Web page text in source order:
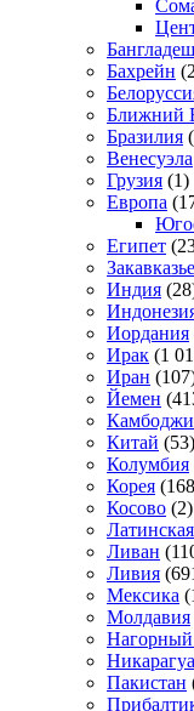
Бангладеш
Бахрейн
Ближний
Бразилия
Венесуэла
Грузия (1)
Европа
Египет
Закавказье
Индия
Иордания
Ирак (1
Иран
Йемен
Китай (53)
Колумбия
Корея
Косово (2)
Ливан
Ливия
Мексика
Молдавия
Нагорный
Никарагуа
Пакистан